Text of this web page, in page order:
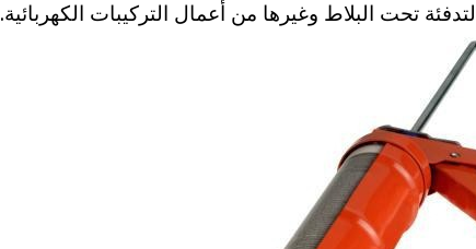
تحت البلاط وغيرها من أعمال التركيبات الكهربائية.